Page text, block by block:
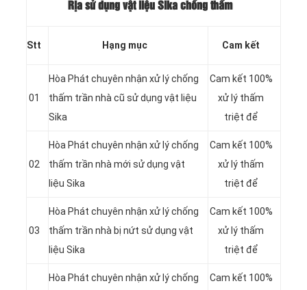
Rịa sử dụng vật liệu Sika chống thấm
Stt Hạng mục Cam kết
01
Hòa Phát chuyên nhận xử lý chống
thấm trần nhà cũ sử dụng vật liệu
Sika
Cam kết 100%
xử lý thấm
triệt để
02
Hòa Phát chuyên nhận xử lý chống
thấm trần nhà mới sử dụng vật
liệu Sika
Cam kết 100%
xử lý thấm
triệt để
03
Hòa Phát chuyên nhận xử lý chống
thấm trần nhà bị nứt sử dụng vật
liệu Sika
Cam kết 100%
xử lý thấm
triệt để
Hòa Phát chuyên nhận xử lý chống
Cam kết 100%